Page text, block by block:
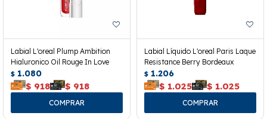
Labial L'oreal Plump Ambition
Hialuronico Oil Rouge In Love
$ 1.080
$ 918 $ 918
Labial Líquido L'oreal Paris Laque
Resistance Berry Bordeaux
$ 1.206
$ 1.025 $ 1.025